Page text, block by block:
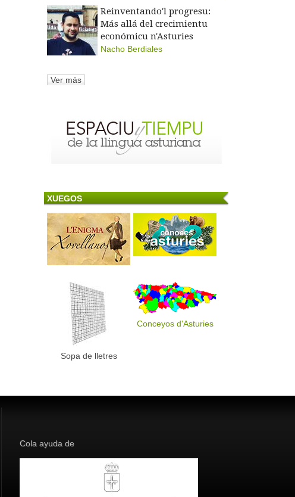
Reinventando'l progresu:
Más allá del crecimientu
económicu n'Asturies
Nacho Berdiales
Ver más
XUEGOS
Sopa de lletres
Conceyos d'Asturies
Cola ayuda de